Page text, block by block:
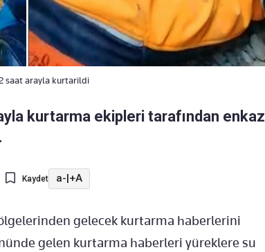
saat arayla kurtarildi
kurtarma ekipleri tarafından enkaz
Kaydet a-|+A
gelecek kurtarma haberlerini
gelen kurtarma haberleri yüreklere su